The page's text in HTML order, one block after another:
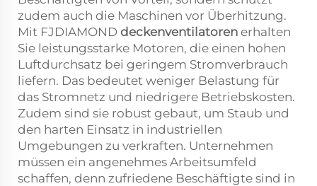
zudem auch die Maschinen vor Überhitzung.
Mit FJDIAMOND deckenventilatoren erhalten
Sie leistungsstarke Motoren, die einen hohen
Luftdurchsatz bei geringem Stromverbrauch
liefern. Das bedeutet weniger Belastung für
das Stromnetz und niedrigere Betriebskosten.
Zudem sind sie robust gebaut, um Staub und
den harten Einsatz in industriellen
Umgebungen zu verkraften. Unternehmen
müssen ein angenehmes Arbeitsumfeld
schaffen, denn zufriedene Beschäftigte sind in